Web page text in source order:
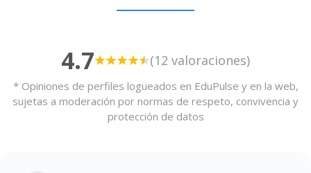
4.7 (12 valoraciones)
* Opiniones de perfiles logueados en EduPulse y en la web,
sujetas a moderación por normas de respeto, convivencia y
protección de datos